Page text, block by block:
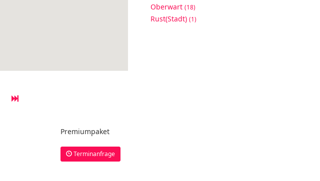
Premiumpaket
Terminanfrage
Oberwart (18)
Rust(Stadt) (1)